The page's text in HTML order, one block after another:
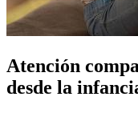
Atención
desde la